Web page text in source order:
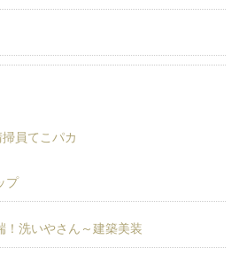
員てこパカ
プ
洗いやさん～建築美装